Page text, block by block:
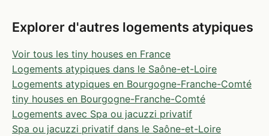
Explorer d'autres logements atypiques
Voir tous les tiny houses en France
Logements atypiques dans le Saône-et-Loire
Logements atypiques en Bourgogne-Franche-Comté
tiny houses en Bourgogne-Franche-Comté
Logements avec Spa ou jacuzzi privatif
Spa ou jacuzzi privatif dans le Saône-et-Loire